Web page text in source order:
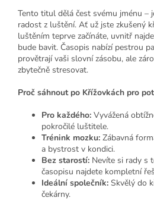
Tento titul dělá čest svému jménu –
radost z luštění. Ať už jste zkušený
luštěním teprve začínáte, uvnitř
bude bavit. Časopis nabízí pestrou
provětrají vaši slovní zásobu, ale
zbytečně stresovat.
Proč sáhnout po Křížovkách pro
Pro každého: Vyvážená
pokročilé luštitele.
Trénink mozku: Zábavná
a bystrost v kondici.
Bez starostí: Nevíte si rady s
časopisu najdete kompletní
Ideální společník: Skvělý do
čekárny.